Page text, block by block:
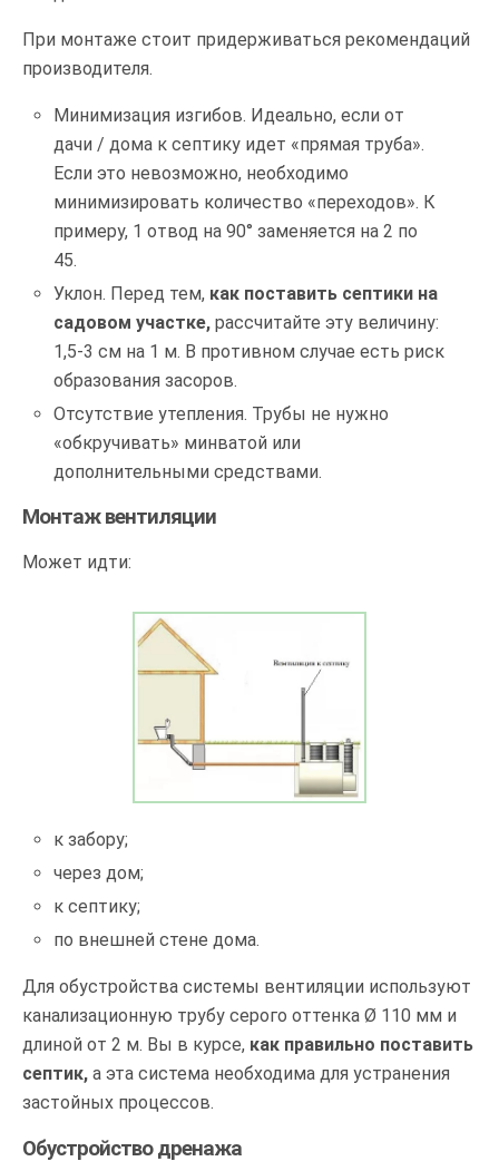
При монтаже стоит придерживаться рекомендаций
производителя.
Минимизация изгибов. Идеально, если от
дачи / дома к септику идет «прямая труба».
Если это невозможно, необходимо
минимизировать количество «переходов». К
примеру, 1 отвод на 90° заменяется на 2 по
45.
Уклон. Перед тем, как поставить септики на
садовом участке,рассчитайте эту величину:
1,5-3 см на 1 м. В противном случае есть риск
образования засоров.
Отсутствие утепления. Трубы не нужно
«обкручивать» минватой или
дополнительными средствами.
Монтаж вентиляции
Может идти:
к забору;
через дом;
к септику;
по внешней стене дома.
Для обустройства системы вентиляции используют
канализационную трубу серого оттенка Ø 110 мм и
длиной от 2 м. Вы в курсе, как правильно поставить
септик, а эта система необходима для устранения
застойных процессов.
Обустройство дренажа